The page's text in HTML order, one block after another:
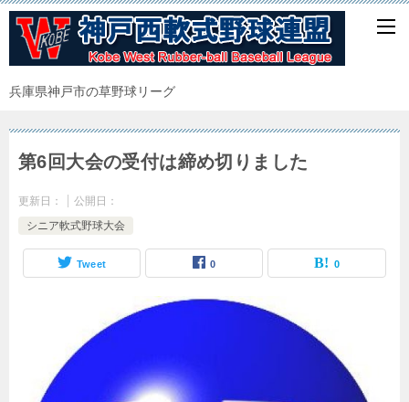
兵庫県神戸市の草野球リーグ
第6回大会の受付は締め切りました
更新日：
公開日：
シニア軟式野球大会
Tweet 0 0